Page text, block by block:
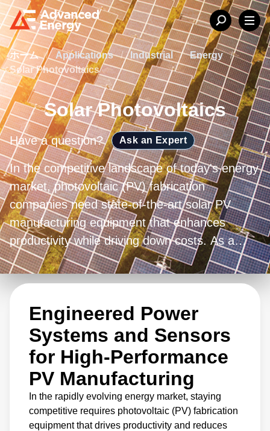
ホーム / Applications / Industrial / Energy /
Solar Photovoltaics
Solar Photovoltaics
Have a question? Ask an Expert
In the competitive landscape of today's energy
market, photovoltaic (PV) fabrication
companies need state-of-the-art solar PV
manufacturing equipment that enhances
productivity while driving down costs. As a
leading supplier of innovative power systems
and sensors for solar PV manufacturing,
Advanced Energy delivers technology that can
increase productivity and reduce costs.
Engineered Power
Systems and Sensors
for High-Performance
PV Manufacturing
In the rapidly evolving energy market, staying
competitive requires photovoltaic (PV) fabrication
equipment that drives productivity and reduces